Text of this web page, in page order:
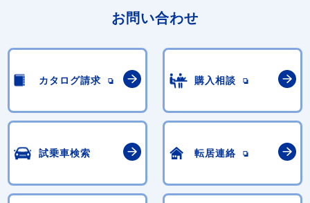
お問い合わせ
カタログ請求 購入相談
試乗車検索 転居連絡